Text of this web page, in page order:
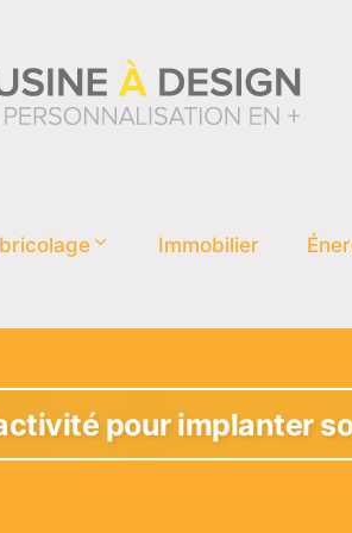
Immobilier
pour implanter